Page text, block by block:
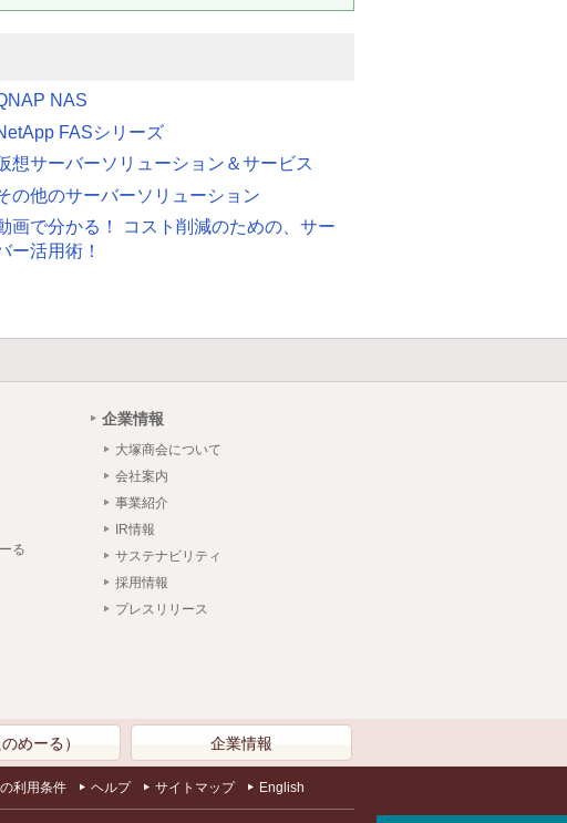
NAS
FASシリーズ
想サーバーソリューション＆サービス
の他のサーバーソリューション
画で分かる！ コスト削減のための、サー
ー活用術！
る
企業情報
大塚商会について
会社案内
事業紹介
IR情報
サステナビリティ
採用情報
プレスリリース
めーる） 企業情報
利用条件 ヘルプ サイトマップ English